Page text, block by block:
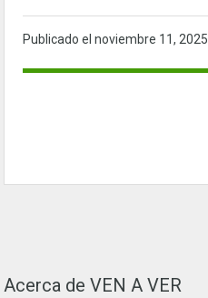
Publicado el noviembre 11, 2025
Acerca de VEN A VER